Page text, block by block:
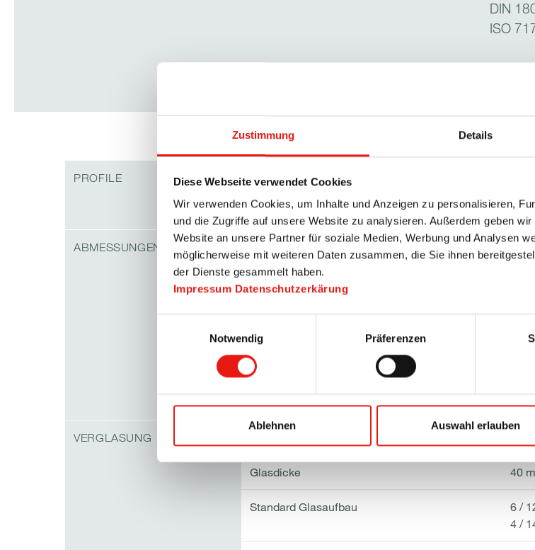
Zustimmung Details
Diese Webseite verwendet Cookies
Wir verwenden Cookies, um Inhalte und Anzeigen zu personalisieren,
und die Zugriffe auf unsere Website zu analysieren. Außerdem geben
Website an unsere Partner für soziale Medien, Werbung und Analysen
möglicherweise mit weiteren Daten zusammen, die Sie ihnen
der Dienste gesammelt haben.
Impressum Datenschutzerkärung
Notwendig
Präferenzen
Ablehnen Auswahl erlauben
DIN
ISO
PROFILE Elementrahmen
Lamellenrahmen AL-
ABMESSUNGEN Elementbreite min.
Lamellenhöhe
min.
Rahmentiefe 66
Max. Öffnungswinkel 84°
VERGLASUNG
Glasdicke 40
Standard Glasaufbau
6 /
4 /